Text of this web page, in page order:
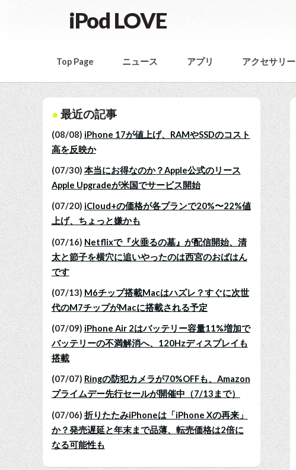
iPod LOVE
Top Page ニュース アプリ アクセサリー
最近の記事
(08/08) iPhone 17が値上げ、RAMやSSDのコスト
高を反映か
(07/30) 本当にお得なのか？Apple公式のリース
Apple Upgradeが米国でサービス開始
(07/20) iCloud+の価格が各プランで20%〜22%値
上げ、ちょっと嫌かも
(07/16) Netflixで『火垂るの墓』が配信開始、清
太と節子を横穴に追いやったのは西宮のおばはん
です
(07/13) M6チップ搭載Macはハズレ？すぐに次世
代のM7チップがMacに搭載される予定
(07/09) iPhone Air 2はバッテリー容量11%増加で
バッテリーの不満解消へ、120Hzディスプレイも
搭載
(07/07) Ringの防犯カメラが70%OFFも、Amazon
プライムデー先行セールが開催中（7/13まで）
(07/06) 折りたたみiPhoneは「iPhone Xの再来」
か？発売遅延と年末まで品薄、転売価格は2倍に
なる可能性も